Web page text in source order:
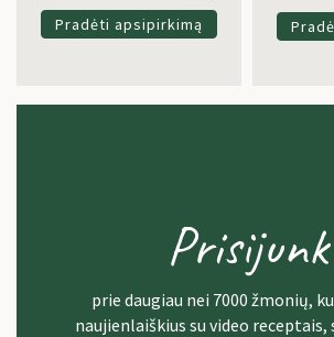
Pradėti apsipirkimą
Prisijunk
prie daugiau nei 7000 žmonių,
naujienlaiškius su video